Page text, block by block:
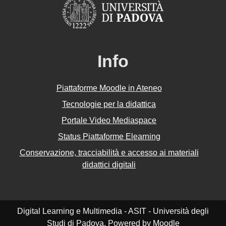
Info
Piattaforme Moodle in Ateneo
Tecnologie per la didattica
Portale Video Mediaspace
Status Piattaforme Elearning
Conservazione, tracciabilità e accesso ai materiali
didattici digitali
Digital Learning e Multimedia - ASIT - Università degli
Studi di Padova. Powered by Moodle